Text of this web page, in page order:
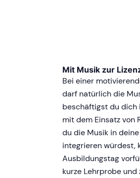
Mit Musik zur
Bei einer
darf natürlich die
beschäftigst du dich
mit dem Einsatz von
du die Musik in
integrieren würdest,
Ausbildungstag
kurze Lehrprobe und